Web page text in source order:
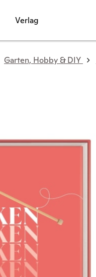
Verlag
Garten, Hobby & DIY